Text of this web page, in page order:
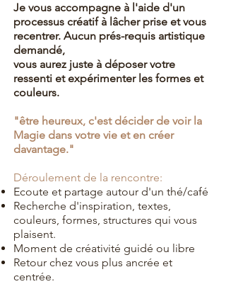
Je vous accompagne à l'aide d'un
processus créatif à lâcher prise et vous
recentrer. Aucun prés-requis artistique
demandé,
vous aurez juste à déposer votre
ressenti et expérimenter les formes et
couleurs.
"être heureux, c'est décider de voir la
Magie dans votre vie et en créer
davantage."
Déroulement de la rencontre:
Ecoute et partage autour d'un thé/café
Recherche d'inspiration, textes,
couleurs, formes, structures qui vous
plaisent.
Moment de créativité guidé ou libre
Retour chez vous plus ancrée et
centrée.